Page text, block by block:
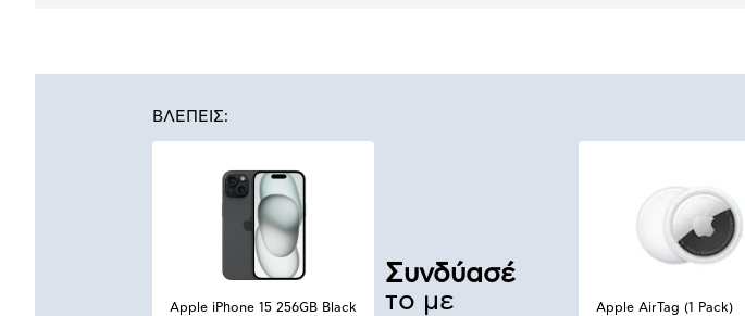
ΒΛΕΠΕΙΣ:
Apple iPhone 15 256GB Black
Συνδύασέ
το με
Apple AirTag (1 Pack)